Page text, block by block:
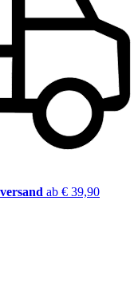
ab € 39,90